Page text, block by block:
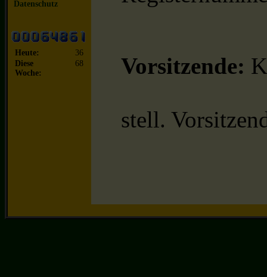
Datenschutz
Heute:
36
Diese
Woche:
68 Vorsitzende:
stell.